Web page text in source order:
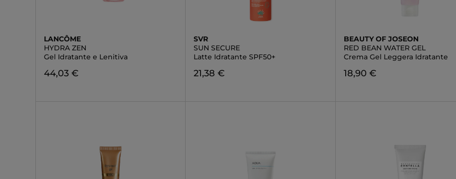
LANCÔME
HYDRA ZEN
Gel Idratante e Lenitiva
44,03 €
SVR
SUN SECURE
Latte Idratante SPF50+
21,38 €
BEAUTY OF JOSEON
RED BEAN WATER GEL
Crema Gel Leggera Idratante
18,90 €